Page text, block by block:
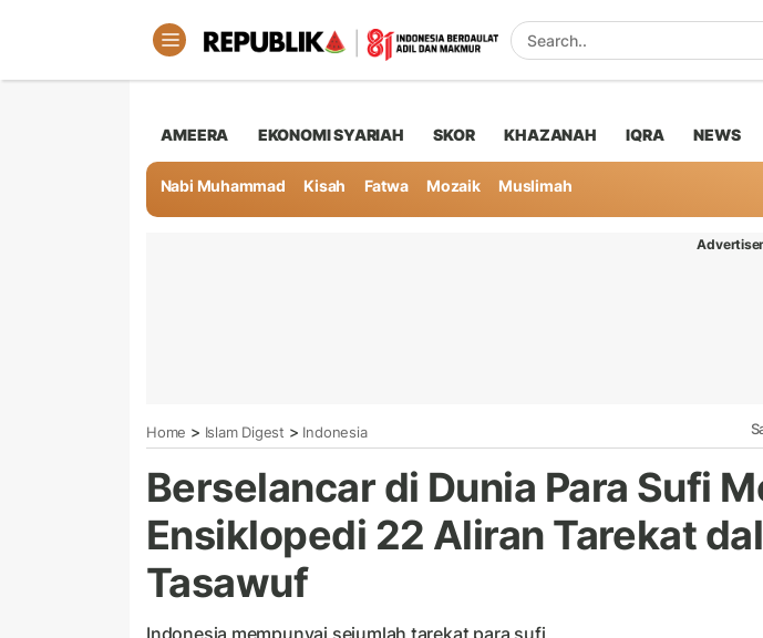
AMEERA EKONOMI SYARIAH SKOR KHAZANAH IQRA NEWS
Nabi Muhammad Kisah Fatwa Mozaik Muslimah
Home > Islam Digest > Indonesia
Berselancar di Dunia Para Sufi
Ensiklopedi 22 Aliran Tarekat
Tasawuf
Indonesia mempunyai sejumlah tarekat para sufi